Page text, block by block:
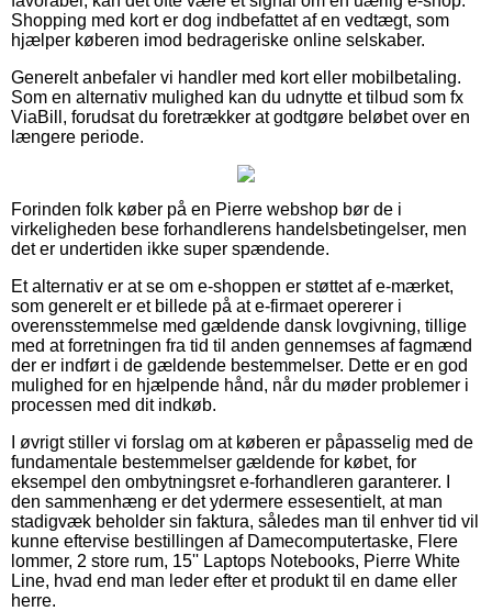
Shopping med kort er dog indbefattet af en vedtægt, som
hjælper køberen imod bedrageriske online selskaber.
Generelt anbefaler vi handler med kort eller mobilbetaling.
Som en alternativ mulighed kan du udnytte et tilbud som fx
ViaBill, forudsat du foretrækker at godtgøre beløbet over en
længere periode.
Forinden folk køber på en Pierre webshop bør de i
virkeligheden bese forhandlerens handelsbetingelser, men
det er undertiden ikke super spændende.
Et alternativ er at se om e-shoppen er støttet af e-mærket,
som generelt er et billede på at e-firmaet opererer i
overensstemmelse med gældende dansk lovgivning, tillige
med at forretningen fra tid til anden gennemses af fagmænd
der er indført i de gældende bestemmelser. Dette er en god
mulighed for en hjælpende hånd, når du møder problemer i
processen med dit indkøb.
I øvrigt stiller vi forslag om at køberen er påpasselig med de
fundamentale bestemmelser gældende for købet, for
eksempel den ombytningsret e-forhandleren garanterer. I
den sammenhæng er det ydermere essesentielt, at man
stadigvæk beholder sin faktura, således man til enhver tid vil
kunne eftervise bestillingen af Damecomputertaske, Flere
lommer, 2 store rum, 15'' Laptops Notebooks, Pierre White
Line, hvad end man leder efter et produkt til en dame eller
herre.